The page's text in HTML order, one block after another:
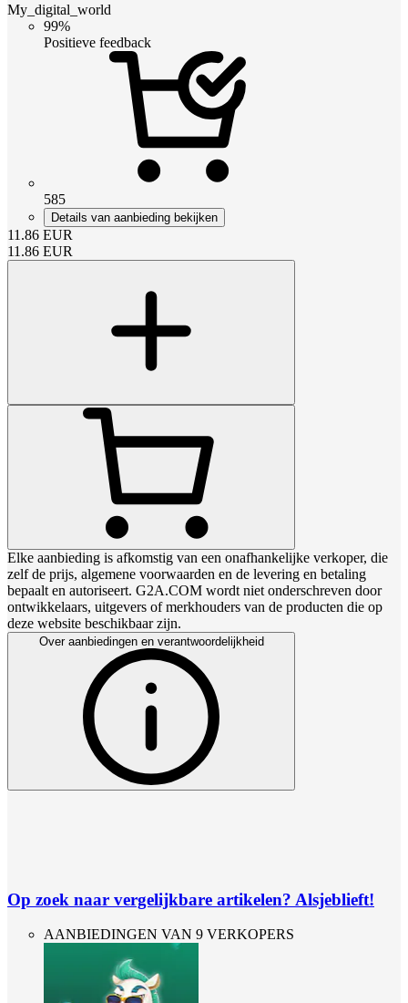
My_digital_world
99%
Positieve feedback
585
Details van aanbieding bekijken
11.86 EUR
11.86 EUR
Elke aanbieding is afkomstig van een onafhankelijke verkoper, die
zelf de prijs, algemene voorwaarden en de levering en betaling
bepaalt en autoriseert. G2A.COM wordt niet onderschreven door
ontwikkelaars, uitgevers of merkhouders van de producten die op
deze website beschikbaar zijn.
Over aanbiedingen en verantwoordelijkheid
Op zoek naar vergelijkbare artikelen? Alsjeblieft!
AANBIEDINGEN VAN 9 VERKOPERS